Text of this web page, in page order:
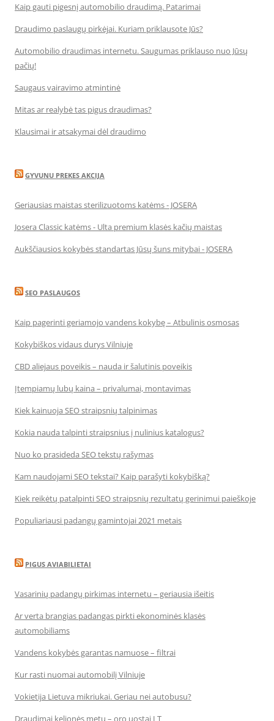
Kaip gauti pigesnį automobilio draudimą. Patarimai
Draudimo paslaugų pirkėjai. Kuriam priklausote Jūs?
Automobilio draudimas internetu. Saugumas priklauso nuo Jūsų
pačių!
Saugaus vairavimo atmintinė
Mitas ar realybė tas pigus draudimas?
Klausimai ir atsakymai dėl draudimo
GYVUNU PREKES AKCIJA
Geriausias maistas sterilizuotoms katėms - JOSERA
Josera Classic katėms - Ulta premium klasės kačių maistas
Aukščiausios kokybės standartas Jūsų šuns mitybai - JOSERA
SEO PASLAUGOS
Kaip pagerinti geriamojo vandens kokybę – Atbulinis osmosas
Kokybiškos vidaus durys Vilniuje
CBD aliejaus poveikis – nauda ir šalutinis poveikis
Įtempiamų lubų kaina – privalumai, montavimas
Kiek kainuoja SEO straipsnių talpinimas
Kokia nauda talpinti straipsnius į nulinius katalogus?
Nuo ko prasideda SEO tekstų rašymas
Kam naudojami SEO tekstai? Kaip parašyti kokybišką?
Kiek reikėtų patalpinti SEO straipsnių rezultatų gerinimui paieškoje
Populiariausi padangų gamintojai 2021 metais
PIGUS AVIABILIETAI
Vasarinių padangų pirkimas internetu – geriausia išeitis
Ar verta brangias padangas pirkti ekonominės klasės
automobiliams
Vandens kokybės garantas namuose – filtrai
Kur rasti nuomai automobilį Vilniuje
Vokietija Lietuva mikriukai. Geriau nei autobusu?
Draudimai kelionės metu – oro uostai LT